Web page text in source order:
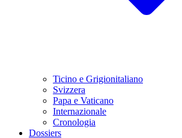
Ticino e Grigionitaliano
Svizzera
Papa e Vaticano
Internazionale
Cronologia
Dossiers